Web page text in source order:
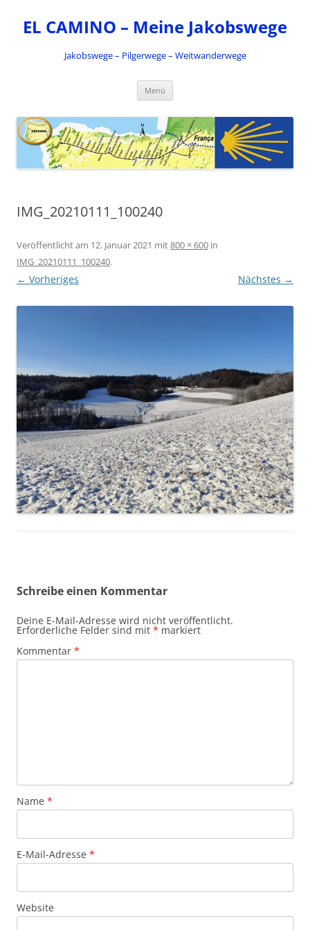
springen
EL CAMINO – Meine Jakobswege
Jakobswege – Pilgerwege – Weitwanderwege
Menü
IMG_20210111_100240
Veröffentlicht am 12. Januar 2021 mit800 × 600 in
IMG_20210111_100240.
← Vorheriges Nächstes →
Schreibe einen Kommentar
Deine E-Mail-Adresse wird nicht veröffentlicht.
Erforderliche Felder sind mit * markiert
Kommentar *
Name *
E-Mail-Adresse *
Website